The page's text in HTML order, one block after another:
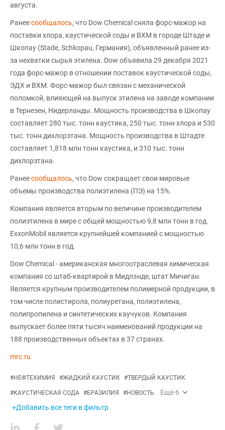
августа.
Ранеесообщалось, что Dow Chemical сняла форс-мажор на
поставки хлора, каустической соды и ВХМ в городе Штаде и
Шкопау (Stade, Schkopau, Германия), объявленный ранее из-
за нехватки сырья этилена. Dow объявила 29 декабря 2021
года форс-мажор в отношении поставок каустической соды,
ЭДХ и ВХМ. Форс-мажор был связан с механической
поломкой, влияющей на выпуск этилена на заводе компании
в Тернезен, Нидерланды. Мощность производства в Шкопау
составляет 280 тыс. тонн каустика, 250 тыс. тонн хлора и 530
тыс. тонн дихлорэтана. Мощность производства в Штадте
составляет 1,818 млн тонн каустика, и 310 тыс. тонн
дихлорэтана.
Ранеесообщалось, что Dow сокращает свои мировые
объемы производства полиэтилена (ПЭ) на 15%.
Компания является вторым по величине производителем
полиэтилена в мире с общей мощностью 9,8 млн тонн в год.
ExxonMobil является крупнейшей компанией с мощностью
10,6 млн тонн в год.
Dow Chemical - американская многоотраслевая химическая
компания со штаб-квартирой в Мидлэнде, штат Мичиган.
Является крупным производителем полимерной продукции, в
том числе полистирола, полиуретана, полиэтилена,
полипропилена и синтетических каучуков. Компания
выпускает более пяти тысяч наименований продукции на
188 производственных объектах в 37 странах.
mrc.ru
#НЕФТЕХИМИЯ #ЖИДКИЙ КАУСТИК #ТВЕРДЫЙ КАУСТИК
#КАУСТИЧЕСКАЯ СОДА #БРАЗИЛИЯ #НОВОСТЬ Еще 6
+Добавить все теги в фильтр